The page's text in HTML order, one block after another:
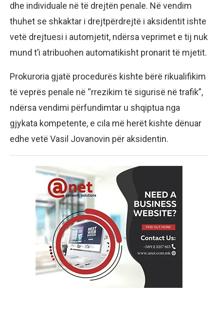
dhe individuale në të drejtën penale. Në vendim
thuhet se shkaktar i drejtpërdrejtë i aksidentit ishte
vetë drejtuesi i automjetit, ndërsa veprimet e tij nuk
mund t’i atribuohen automatikisht pronarit të mjetit.
Prokuroria gjatë procedurës kishte bërë rikualifikim
të veprës penale në “rrezikim të sigurisë në trafik”,
ndërsa vendimi përfundimtar u shqiptua nga
gjykata kompetente, e cila më herët kishte dënuar
edhe vetë Vasil Jovanovin për aksidentin.